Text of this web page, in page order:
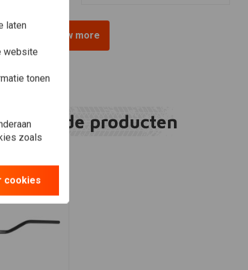
View more
producten
laten
website
tonen
zoals
cookies